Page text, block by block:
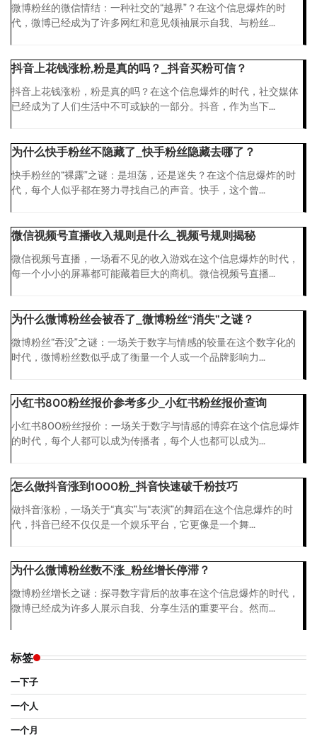
微博粉丝的微信情结：一种社交的“越界”？在这个信息爆炸的时
代，微博已经成为了许多网红和意见领袖展示自我、与粉丝...
抖音上花钱涨粉,粉是真的吗？_抖音买粉可信？
抖音上花钱涨粉，粉是真的吗？在这个信息爆炸的时代，社交媒体
已经成为了人们生活中不可或缺的一部分。抖音，作为当下...
为什么快手粉丝不隐藏了_快手粉丝隐藏去哪了？
快手粉丝的“裸露”之谜：是坦荡，还是迷失？在这个信息爆炸的时
代，每个人似乎都在努力寻找自己的声音。快手，这个曾...
微信视频号直播收入规则是什么_视频号规则揭秘
微信视频号直播，一场看不见的收入游戏在这个信息爆炸的时代，
每一个小小的屏幕都可能藏着巨大的商机。微信视频号直播...
为什么微博粉丝会被吞了_微博粉丝“消失”之谜？
微博粉丝“吞没”之谜：一场关于数字与情感的较量在这个数字化的
时代，微博粉丝数似乎成了衡量一个人或一个品牌影响力...
小红书800粉丝报价参考多少_小红书粉丝报价查询
小红书800粉丝报价：一场关于数字与情感的博弈在这个信息爆炸
的时代，每个人都可以成为传播者，每个人也都可以成为...
怎么做抖音涨到1000粉_抖音快速破千粉技巧
做抖音涨粉，一场关于“真实”与“表演”的舞蹈在这个信息爆炸的时
代，抖音已经不仅仅是一个娱乐平台，它更像是一个舞...
为什么微博粉丝数不涨_粉丝增长停滞？
微博粉丝增长之谜：探寻数字背后的故事在这个信息爆炸的时代，
微博已经成为许多人展示自我、分享生活的重要平台。然而...
标签
一下子
一个人
一个月